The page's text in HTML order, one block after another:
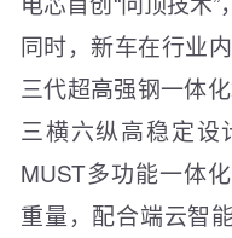
同时，新车在行业
三代超高强钢一体
三横六纵高稳定设
MUST多功能一体
重量，配合端云智